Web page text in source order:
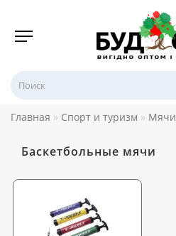
Главная Спорт и туризм Мячи
Баскетбольные мячи